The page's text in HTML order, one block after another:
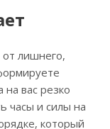
от лишнего,
вас резко
часы и силы на
который